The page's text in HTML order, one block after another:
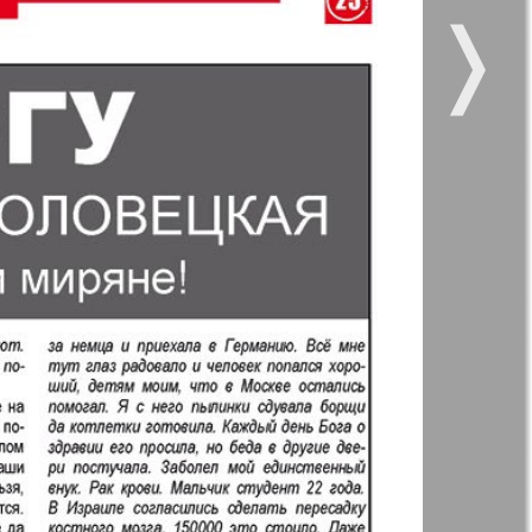
5
17
23
29
❭
Zeitung
Panorama-mir
vremja Russkiy Wojazh